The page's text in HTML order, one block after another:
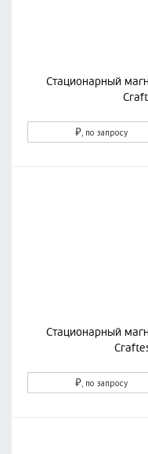
Стационарный
₽, по запросу
Стационарный
₽, по запросу